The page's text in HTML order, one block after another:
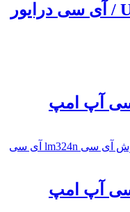
آی سی ULN2803APG / آی سی درایور